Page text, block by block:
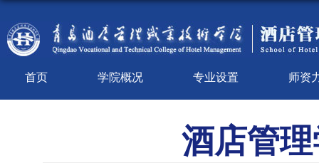
首页 学院概况 专业设置 师资
酒店管